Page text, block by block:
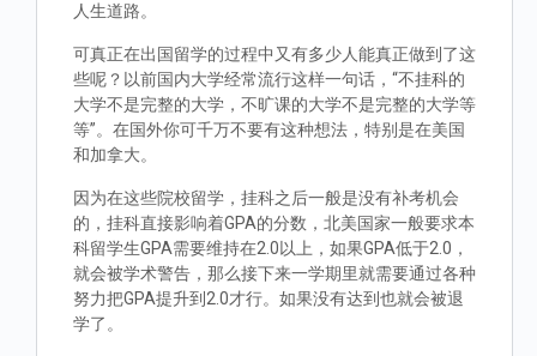
人生道路。
可真正在出国留学的过程中又有多少人能真正做到了这
些呢？以前国内大学经常流行这样一句话，“不挂科的
大学不是完整的大学，不旷课的大学不是完整的大学等
等”。在国外你可千万不要有这种想法，特别是在美国
和加拿大。
因为在这些院校留学，挂科之后一般是没有补考机会
的，挂科直接影响着GPA的分数，北美国家一般要求本
科留学生GPA需要维持在2.0以上，如果GPA低于2.0，
就会被学术警告，那么接下来一学期里就需要通过各种
努力把GPA提升到2.0才行。如果没有达到也就会被退
学了。